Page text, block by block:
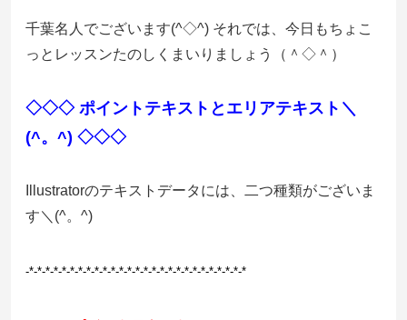
千葉名人でございます(^◇^) それでは、今日もちょこ
っとレッスンたのしくまいりましょう（＾◇＾）
◇◇◇ ポイントテキストとエリアテキスト＼
(^。^) ◇◇◇
Illustratorのテキストデータには、二つ種類がございま
す＼(^。^)
-*-*-*-*-*-*-*-*-*-*-*-*-*-*-*-*-*-*-*-*-*-*-*-*-*-*-*